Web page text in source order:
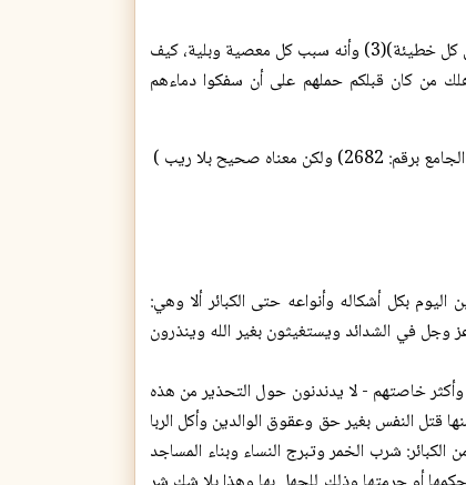
وصدق رسول الله(صلی الله علیه وسلم )، فليس يخفى على كل مسلم عاقل أن (حب الدنيا رأس كل خطيئة)(3) وأنه سبب كل معصية وبلية، كيف
من كان قبلكم حملهم على أن سفكوا دماءهم
بكل أشكاله وأنواعه حتى الكبائر ألا وهي:
وجل في الشدائد ويستغيثون بغير الله وينذرون
وأكثر خاصتهم - لا يدندنون حول التحذير من هذه
قتل النفس بغير حق وعقوق الوالدين وأكل الربا
شرب الخمر وتبرج النساء وبناء المساجد